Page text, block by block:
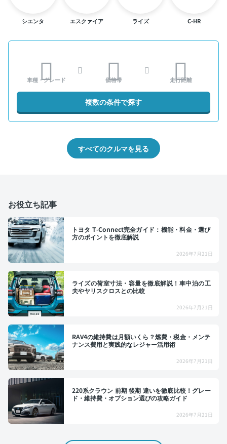
シエンタ エスクァイア ライズ C-HR
車種・グレード 価格帯 走行距離
複数の条件で探す
すべてのクルマを見る
お役立ち記事
トヨタ T-Connect完全ガイド：機能・料金・選び
方のポイントを徹底解説
2026年7月21日
ライズの荷室寸法・容量を徹底解説！車中泊の工
夫やヤリスクロスとの比較
2026年7月21日
RAV4の維持費は月額いくら？燃費・税金・メンテ
ナンス費用と実践的なレジャー活用術
2026年7月21日
220系クラウン 前期 後期 違いを徹底比較！グレー
ド・維持費・オプション選びの攻略ガイド
2026年7月21日